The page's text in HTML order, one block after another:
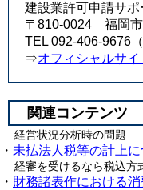
建設業許可申請サポ
〒810-0024 福岡市
TEL 092-406-9676（
⇒オフィシャルサイ
関連コンテンツ
経営状況分析時の問題
・ 未払法人税等の計上に
経審を受けるなら税込方
・ 財務諸表作における